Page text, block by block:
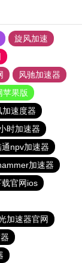
旋风加速
风驰加速器
苹果版
加速度器
时加速器
通npv加速器
加速器
官网ios
加速器官网